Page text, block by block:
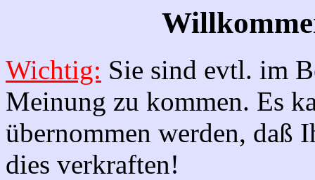
Wichtig: Sie sind evtl. im
Meinung zu kommen. Es
übernommen werden, daß
dies verkraften!